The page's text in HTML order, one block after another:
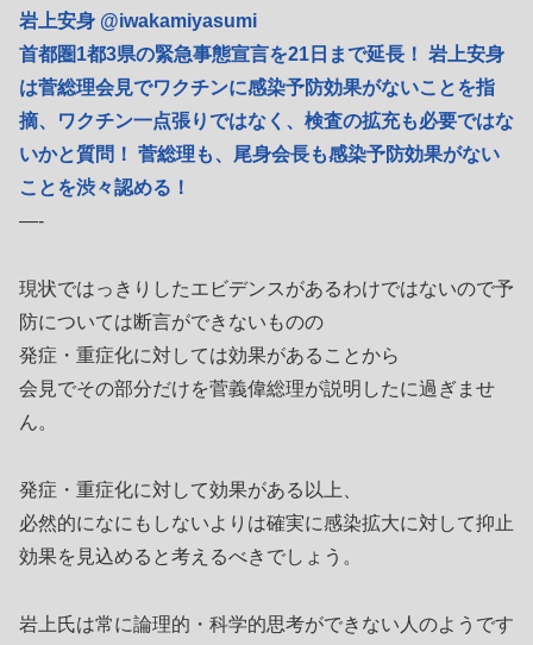
岩上安身 @iwakamiyasumi
首都圏1都3県の緊急事態宣言を21日まで延長！ 岩上安身
は菅総理会見でワクチンに感染予防効果がないことを指
摘、ワクチン一点張りではなく、検査の拡充も必要ではな
いかと質問！ 菅総理も、尾身会長も感染予防効果がない
ことを渋々認める！
—-
現状ではっきりしたエビデンスがあるわけではないので予
防については断言ができないものの
発症・重症化に対しては効果があることから
会見でその部分だけを菅義偉総理が説明したに過ぎませ
ん。
発症・重症化に対して効果がある以上、
必然的になにもしないよりは確実に感染拡大に対して抑止
効果を見込めると考えるべきでしょう。
岩上氏は常に論理的・科学的思考ができない人のようです